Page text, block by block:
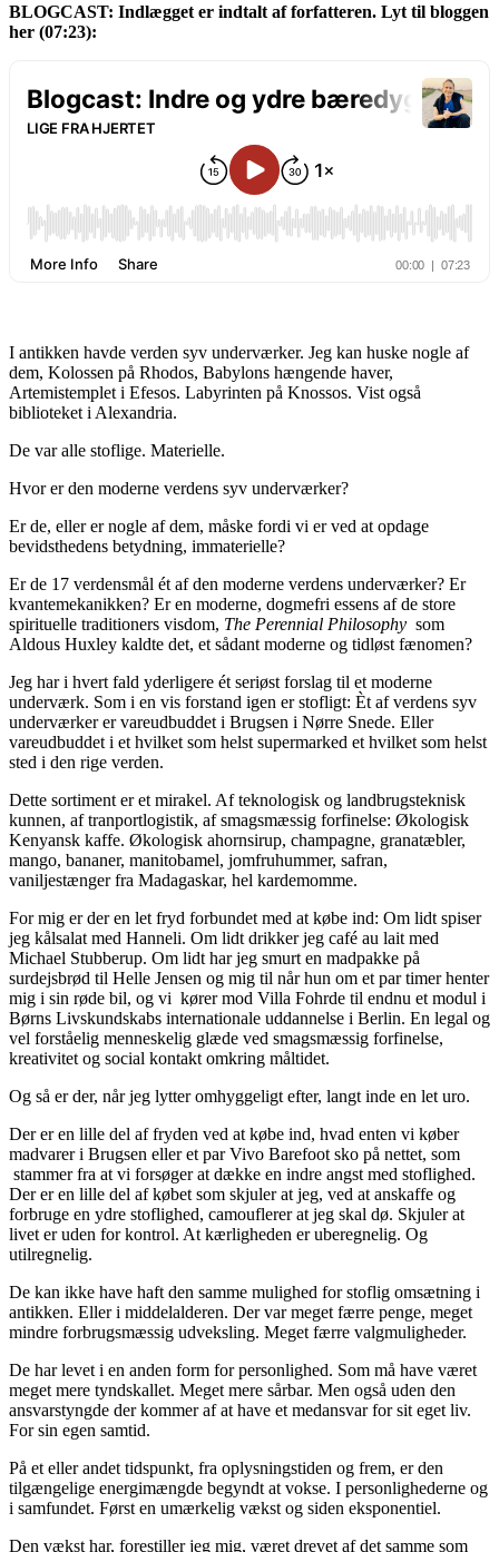
BLOGCAST: Indlægget er indtalt af forfatteren. Lyt til bloggen
her (07:23):
I antikken havde verden syv underværker. Jeg kan huske nogle af
dem, Kolossen på Rhodos, Babylons hængende haver,
Artemistemplet i Efesos. Labyrinten på Knossos. Vist også
biblioteket i Alexandria.
De var alle stoflige. Materielle.
Hvor er den moderne verdens syv underværker?
Er de, eller er nogle af dem, måske fordi vi er ved at opdage
bevidsthedens betydning, immaterielle?
Er de 17 verdensmål ét af den moderne verdens underværker? Er
kvantemekanikken? Er en moderne, dogmefri essens af de store
spirituelle traditioners visdom, The Perennial Philosophy som
Aldous Huxley kaldte det, et sådant moderne og tidløst fænomen?
Jeg har i hvert fald yderligere ét seriøst forslag til et moderne
underværk. Som i en vis forstand igen er stofligt: Èt af verdens syv
underværker er vareudbuddet i Brugsen i Nørre Snede. Eller
vareudbuddet i et hvilket som helst supermarked et hvilket som helst
sted i den rige verden.
Dette sortiment er et mirakel. Af teknologisk og landbrugsteknisk
kunnen, af tranportlogistik, af smagsmæssig forfinelse: Økologisk
Kenyansk kaffe. Økologisk ahornsirup, champagne, granatæbler,
mango, bananer, manitobamel, jomfruhummer, safran,
vaniljestænger fra Madagaskar, hel kardemomme.
For mig er der en let fryd forbundet med at købe ind: Om lidt spiser
jeg kålsalat med Hanneli. Om lidt drikker jeg café au lait med
Michael Stubberup. Om lidt har jeg smurt en madpakke på
surdejsbrød til Helle Jensen og mig til når hun om et par timer henter
mig i sin røde bil, og vi kører mod Villa Fohrde til endnu et modul i
Børns Livskundskabs internationale uddannelse i Berlin. En legal og
vel forståelig menneskelig glæde ved smagsmæssig forfinelse,
kreativitet og social kontakt omkring måltidet.
Og så er der, når jeg lytter omhyggeligt efter, langt inde en let uro.
Der er en lille del af fryden ved at købe ind, hvad enten vi køber
madvarer i Brugsen eller et par Vivo Barefoot sko på nettet, som
stammer fra at vi forsøger at dække en indre angst med stoflighed.
Der er en lille del af købet som skjuler at jeg, ved at anskaffe og
forbruge en ydre stoflighed, camouflerer at jeg skal dø. Skjuler at
livet er uden for kontrol. At kærligheden er uberegnelig. Og
utilregnelig.
De kan ikke have haft den samme mulighed for stoflig omsætning i
antikken. Eller i middelalderen. Der var meget færre penge, meget
mindre forbrugsmæssig udveksling. Meget færre valgmuligheder.
De har levet i en anden form for personlighed. Som må have været
meget mere tyndskallet. Meget mere sårbar. Men også uden den
ansvarstyngde der kommer af at have et medansvar for sit eget liv.
For sin egen samtid.
På et eller andet tidspunkt, fra oplysningstiden og frem, er den
tilgængelige energimængde begyndt at vokse. I personlighederne og
i samfundet. Først en umærkelig vækst og siden eksponentiel.
Den vækst har, forestiller jeg mig, været drevet af det samme som